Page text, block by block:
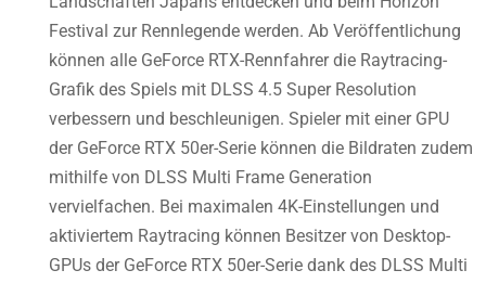
Festival zur Rennlegende werden. Ab Veröffentlichung
können alle GeForce RTX-Rennfahrer die Raytracing-
Grafik des Spiels mit DLSS 4.5 Super Resolution
verbessern und beschleunigen. Spieler mit einer GPU
der GeForce RTX 50er-Serie können die Bildraten zudem
mithilfe von DLSS Multi Frame Generation
vervielfachen. Bei maximalen 4K-Einstellungen und
aktiviertem Raytracing können Besitzer von Desktop-
GPUs der GeForce RTX 50er-Serie dank des DLSS Multi